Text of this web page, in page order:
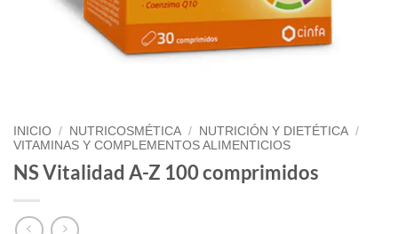
INICIO / NUTRICOSMÉTICA / NUTRICIÓN Y DIETÉTICA /
VITAMINAS Y COMPLEMENTOS ALIMENTICIOS
NS Vitalidad A-Z 100 comprimidos